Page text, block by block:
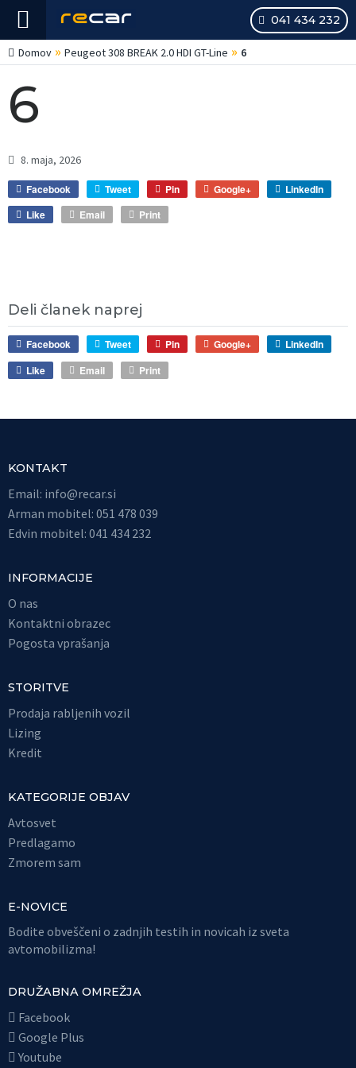
041 434 232
Domov » Peugeot 308 BREAK 2.0 HDI GT-Line » 6
6
8. maja, 2026
Facebook Tweet Pin Google+
LinkedIn
Like
Email Print
Deli članek naprej
Facebook Tweet Pin Google+
LinkedIn
Like
Email Print
KONTAKT
Email: info@recar.si
Arman mobitel: 051 478 039
Edvin mobitel: 041 434 232
INFORMACIJE
O nas
Kontaktni obrazec
Pogosta vprašanja
STORITVE
Prodaja rabljenih vozil
Lizing
Kredit
KATEGORIJE OBJAV
Avtosvet
Predlagamo
Zmorem sam
E-NOVICE
Bodite obveščeni o zadnjih testih in novicah iz sveta
avtomobilizma!
DRUŽABNA OMREŽJA
Facebook
Google Plus
Youtube